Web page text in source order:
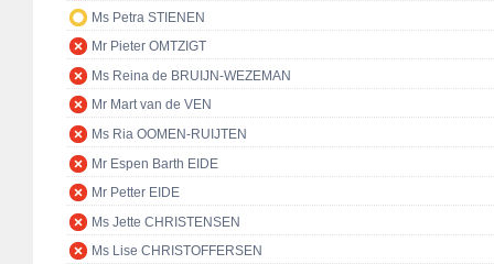
Ms Petra STIENEN
Mr Pieter OMTZIGT
Ms Reina de BRUIJN-WEZEMAN
Mr Mart van de VEN
Ms Ria OOMEN-RUIJTEN
Mr Espen Barth EIDE
Mr Petter EIDE
Ms Jette CHRISTENSEN
Ms Lise CHRISTOFFERSEN